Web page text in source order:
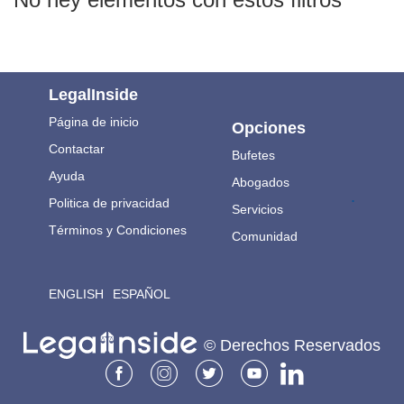
LegalInside
Página de inicio
Contactar
Ayuda
Politica de privacidad
Términos y Condiciones
ENGLISH ESPAÑOL
Opciones
Bufetes
Abogados
Servicios
Comunidad
.
© Derechos Reservados